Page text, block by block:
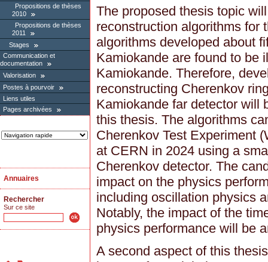
Propositions de thèses
2010
Propositions de thèses
2011
Stages
Communication et
documentation
Valorisation
Postes à pourvoir
Liens utiles
Pages archivées
Annuaires
Rechercher
Sur ce site
The proposed thesis topic
reconstruction algorithms for
algorithms developed about
Kamiokande are found to be
Kamiokande. Therefore,
reconstructing Cherenkov
Kamiokande far detector will
this thesis. The algorithms
Cherenkov Test Experiment
at CERN in 2024 using a
Cherenkov detector. The
impact on the physics
including oscillation physics
Notably, the impact of the
physics performance will be
A second aspect of this